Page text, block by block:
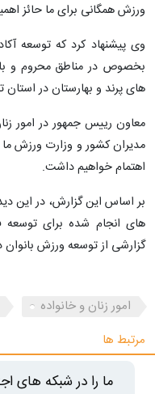
ورزش همگانی برای ما حائز
وی پیشنهاد کرد که توسعه
بخصوص در مناطق محروم و با
های پرند و بهارستان در استان
معاون رییس جمهور در امور
مدیران کشور و وزارت ورزش ما
اهتمام خواهیم داشت.
بر اساس این گزارش، در این
های انجام شده برای توسعه
گزارشی از توسعه ورزش بانوان
امور زنان و خانواده
مرتبط ها
ما را در شبکه های